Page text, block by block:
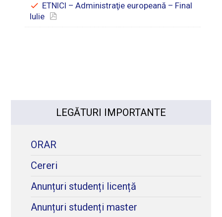
ETNICI – Administraţie europeană – Final
Iulie
LEGĂTURI IMPORTANTE
ORAR
Cereri
Anunțuri studenți licență
Anunțuri studenți master